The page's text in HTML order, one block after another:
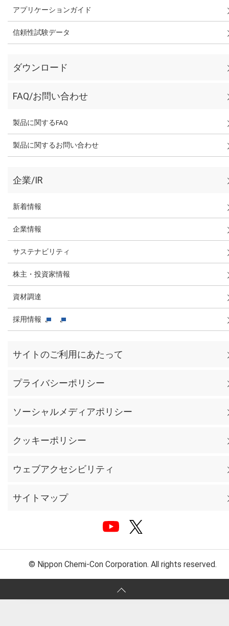
アプリケーションガイド
信頼性試験データ
ダウンロード
FAQ/お問い合わせ
製品に関するFAQ
製品に関するお問い合わせ
企業/IR
新着情報
企業情報
サステナビリティ
株主・投資家情報
資材調達
採用情報
サイトのご利用にあたって
プライバシーポリシー
ソーシャルメディアポリシー
クッキーポリシー
ウェブアクセシビリティ
サイトマップ
© Nippon Chemi-Con Corporation. All rights reserved.